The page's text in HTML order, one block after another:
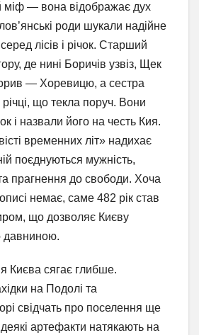
міф — вона відображає дух
роди шукали надійне
лісів і річок. Старший
де нині Боричів узвіз, Щек
— Хоревицю, а сестра
річці, що текла поруч. Вони
і назвали його на честь Кия.
временних літ» надихає
поєднуються мужність,
прагнення до свободи. Хоча
немає, саме 482 рік став
що дозволяє Києву
давниною.
Києва сягає глибше.
на Подолі та
свідчать про поселення ще
артефакти натякають на